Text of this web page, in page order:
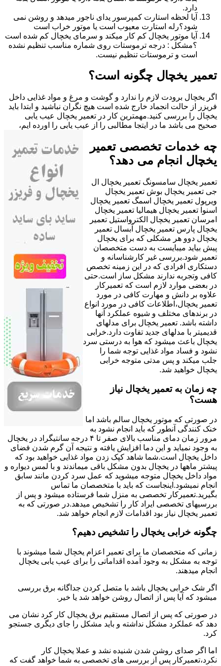
دارد.
آیا لحظه استارت کمپرسور یدای ناجور میدهد و روشن نمی
شود؟رله استارت معیوب است یا موتور خراب است
آیا موتور یخچال کم کار میکند و سرمای یخچال کم شده است
؟مشکل : درجه ترموستات روی شماره مناسب تنظیم نشده
است و ترموستات تنظیم نیست.
تعمیر یخچال چگونه است؟
اگر یخچال برودت لازم را ندارد و گوشت و مرغ و مواد غذایی داخل
فریزر از حالت انجماد خارج شده است هیچ نگران نباشید و ابتدا باید
یخچال را بررسی کنید.مهمترین کار در تعمیر یخچال عیب یابی
صحیح می باشد ما در ایتجا مطالبی را از عیب یابی را اورده ایم،
چه خدمات تخصصی تعمیر
یخچال انجام می دهد؟
تعمیر یخچال سامسونگ تعمیر یخچال ال
جی تعمیر یخچال بوش تعمیر یخچال
ویرپول تعمیر یخچال اسمگ تعمیر یخچال
اسنوا تعمیر یخچال هیمالیا تعمیر یخچال
امرسان تعمیر یخچال الکترواستیل تعمیر
یخچال پارس تعمیر یخچال آبسال تعمیر
یخچال دوو هر مشکلی که برای یخچال
پیش بیاید میبایست به دست متخصصان
تعمیر شود.بررسی غیر کارشناسانه و
دستکاری افرادی که در این زمینه تخصص
کافی وتجربه ندارند مشکل ساز است.حتی
در بعضی موارد لازم است که تعمیرکار
علاوه بر دانش و مهارت کافی در مورد
تعمیر یخچال،اطلاعات کافی در مورد انواع
در برندهای مختلف و شیوه عملکرد آنها
داشته باشد. تعمیر یخچال برای مدلهای
قدیمیتر با مدل‍های جدید تفاوت دارد.خرابی
یخچال باعث میشود که هوا به درستی سرد
نشود و فساد مواد غذایی توجه شما را
جلب میکند و پس مدتی متوجه خرابی
یخچال خواهید شد.
چه زمان به تعمیر یخچال نیاز
هست؟
در صورتی که موتور یخچال سالم باشد اما
خنک کنندگی آنطور که باید انجام نشود به
مرور زمان دمای مناسب بالای صفر تا ۴ درجه سانتیگراد در یخچال
به وجود نمیاید و این دما افزایش یافته و نتیجه آن گرم شدن فضای
داخل یخچال است.شما شاهد کپک زدن مواد غذایی خواهید بود که
پیشتر ماهها در یخچال بدون مشکل باقی میماندند و با لمس دیواره و
مواد داخل یخچال متوجه میشوید که عمل سرد کردن مانند سابق
انجام نمیشود.اینجاست که باید با متخصصان ما تماس
بگیرید.تعمیرکار تخصصی به منزل شما فرستاده میشود و پس از
بررسیهای تخصصی ایراد کار را تشخیص میدهد.در صورتی که به
تعمیر یخچال نیاز بود اقدامات لازم انجام خواهد شد.
چگونه خرابی یخچال را تشخیص دهیم؟
زمانی که متخصصان ما برای تعمیر اعزام یخچال شما میشوند با
توجه به مشکل به وجود آمده اقداماتی را برای عیب یابی یخچال
انجام میدهند.
اگر شک خرابی یخچال باشد با متصل کردن جداگانه برق بررسی
میشود که آیا پس از اتصال روشن خواهد شد یا خیر.
در صورتی که پس از اتصال مستقیم برق یخچال کار کرد نشان می
دهد که عملکرد مشکل نداشته و باید مشکل را جای دیگری جستجو
کرد.
اما اگر صدای روشن شدن شنیده نشد و عملا یخچال کار
نکرد،تعمیرکار پس از بررسی های تخصصی به شما خواهد گفت که